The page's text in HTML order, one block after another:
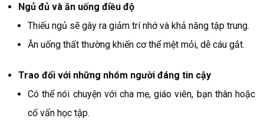
Ngủ đủ và ăn uống điều độ
Thiếu ngủ sẽ gây ra giảm trí nhớ và khả năng tập trung.
Ăn uống thất thường khiến cơ thể mệt mỏi, dễ cáu gắt.
Trao đổi với những nhóm người đáng tin cậy
Có thể nói chuyện với cha mẹ, giáo viên, bạn thân hoặc
cố vấn học tập.